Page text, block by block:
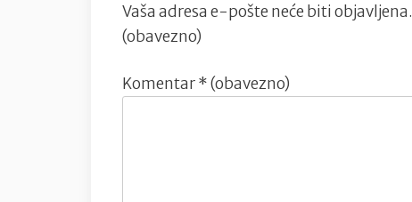
Vaša adresa e-pošte neće biti objavljena.
(obavezno)
Komentar* (obavezno)